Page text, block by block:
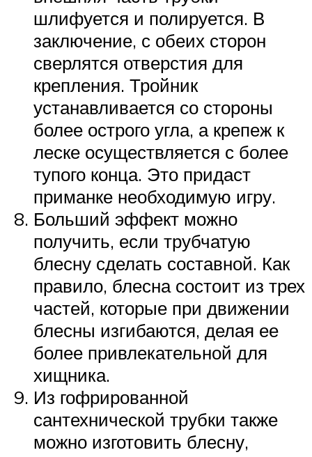
шлифуется и полируется. В
заключение, с обеих сторон
сверлятся отверстия для
крепления. Тройник
устанавливается со стороны
более острого угла, а крепеж к
леске осуществляется с более
тупого конца. Это придаст
приманке необходимую игру.
Больший эффект можно
получить, если трубчатую
блесну сделать составной. Как
правило, блесна состоит из трех
частей, которые при движении
блесны изгибаются, делая ее
более привлекательной для
хищника.
Из гофрированной
сантехнической трубки также
можно изготовить блесну,